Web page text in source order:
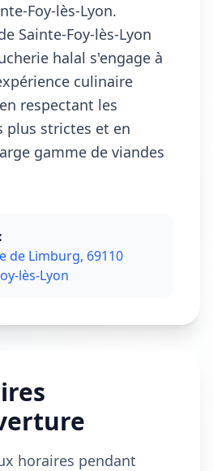
Foy-lès-Lyon.
Sainte-Foy-lès-Lyon
halal s'engage à
culinaire
respectant les
plus strictes et en
gamme de viandes
de Limburg, 69110
lès-Lyon
horaires pendant